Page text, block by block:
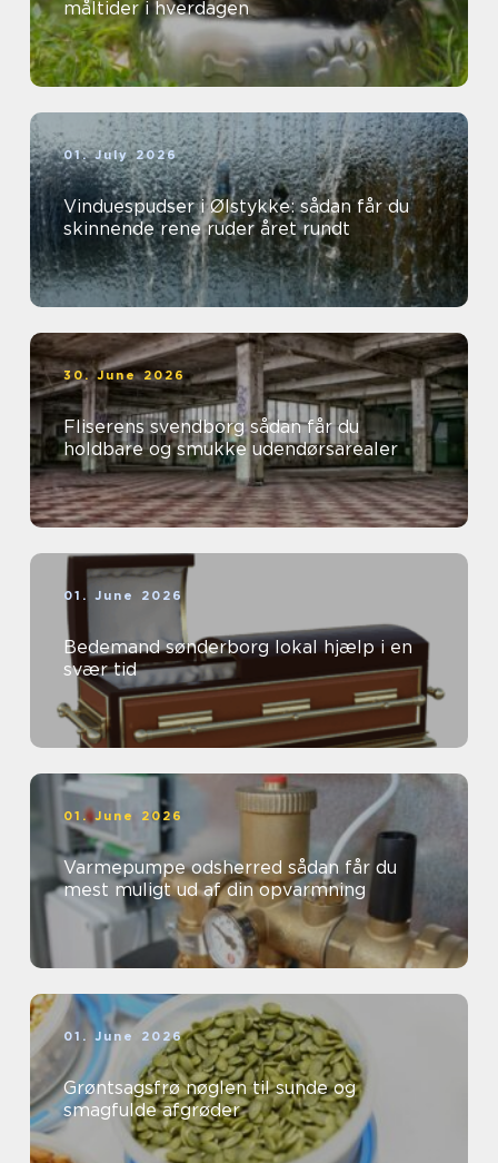
måltider i hverdagen
01. July 2026
Vinduespudser i Ølstykke: sådan får du
skinnende rene ruder året rundt
30. June 2026
Fliserens svendborg sådan får du
holdbare og smukke udendørsarealer
01. June 2026
Bedemand sønderborg lokal hjælp i en
svær tid
01. June 2026
Varmepumpe odsherred sådan får du
mest muligt ud af din opvarmning
01. June 2026
Grøntsagsfrø nøglen til sunde og
smagfulde afgrøder